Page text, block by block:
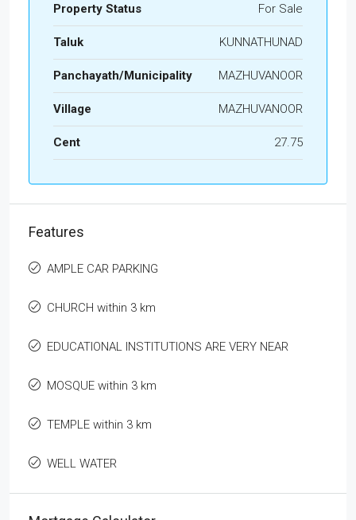
Property Status For Sale
Taluk KUNNATHUNAD
Panchayath/Municipality MAZHUVANOOR
Village MAZHUVANOOR
Cent 27.75
Features
AMPLE CAR PARKING
CHURCH within 3 km
EDUCATIONAL INSTITUTIONS ARE VERY NEAR
MOSQUE within 3 km
TEMPLE within 3 km
WELL WATER